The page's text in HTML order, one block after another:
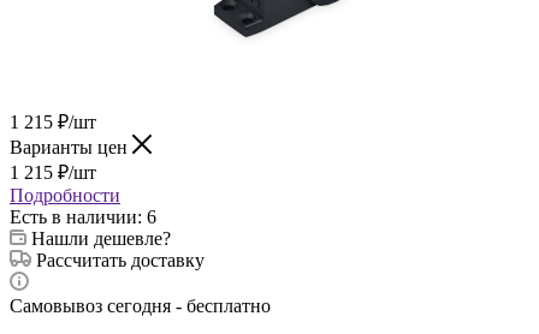
1 215 ₽/шт
Варианты цен
1 215 ₽/шт
Подробности
Есть в наличии: 6
Нашли дешевле?
Рассчитать доставку
Самовывоз сегодня - бесплатно